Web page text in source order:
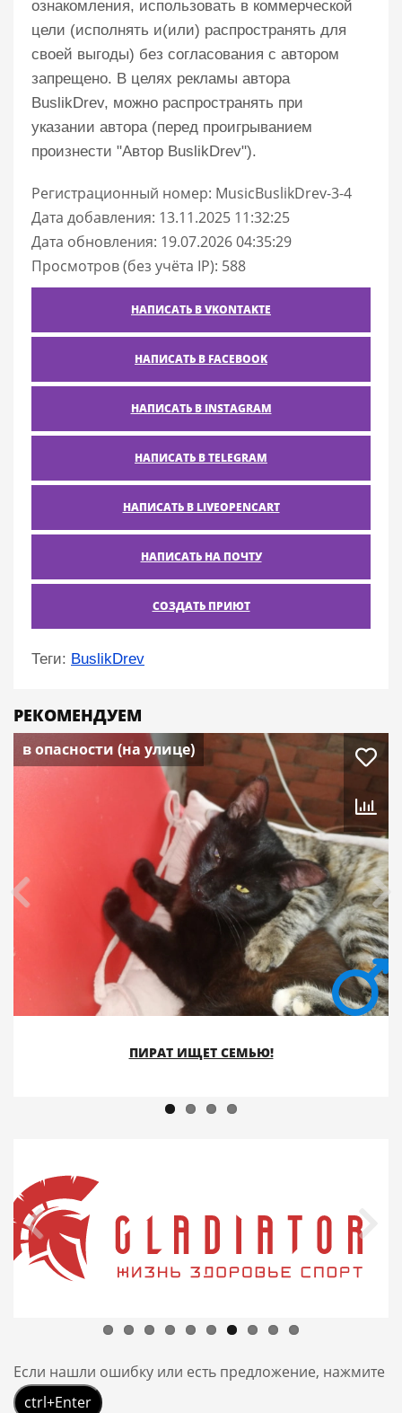
ознакомления, использовать в коммерческой
цели (исполнять и(или) распространять для
своей выгоды) без согласования с автором
запрещено. В целях рекламы автора
BuslikDrev, можно распространять при
указании автора (перед проигрыванием
произнести "Автор BuslikDrev").
Регистрационный номер: MusicBuslikDrev-3-4
Дата добавления: 13.11.2025 11:32:25
Дата обновления: 19.07.2026 04:35:29
Просмотров (без учёта IP): 588
НАПИСАТЬ В VKONTAKTE
НАПИСАТЬ В FACEBOOK
НАПИСАТЬ В INSTAGRAM
НАПИСАТЬ В TELEGRAM
НАПИСАТЬ В LIVEOPENCART
НАПИСАТЬ НА ПОЧТУ
СОЗДАТЬ ПРИЮТ
Теги: BuslikDrev
РЕКОМЕНДУЕМ
в опасности (на улице)
ПИРАТ ИЩЕТ СЕМЬЮ!
Если нашли ошибку или есть предложение, нажмите
ctrl+Enter